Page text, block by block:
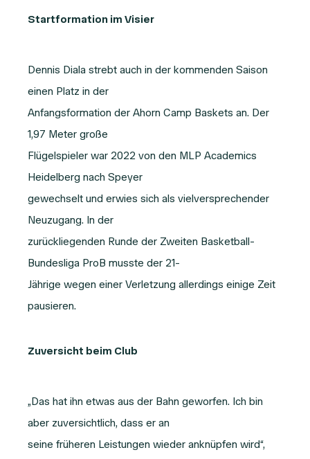
Startformation im Visier
Dennis Diala strebt auch in der kommenden Saison
einen Platz in der
Anfangsformation der Ahorn Camp Baskets an. Der
1,97 Meter große
Flügelspieler war 2022 von den MLP Academics
Heidelberg nach Speyer
gewechselt und erwies sich als vielversprechender
Neuzugang. In der
zurückliegenden Runde der Zweiten Basketball-
Bundesliga ProB musste der 21-
Jährige wegen einer Verletzung allerdings einige Zeit
pausieren.
Zuversicht beim Club
„Das hat ihn etwas aus der Bahn geworfen. Ich bin
aber zuversichtlich, dass er an
seine früheren Leistungen wieder anknüpfen wird“,